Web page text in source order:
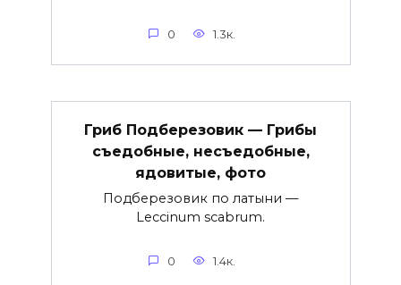
0 1.3к.
Гриб Подберезовик — Грибы
съедобные, несъедобные,
ядовитые, фото
Подберезовик по латыни —
Leccinum scabrum.
0 1.4к.